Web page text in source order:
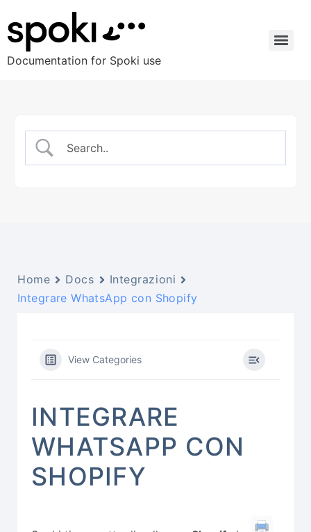
Documentation for Spoki use
Home Docs
Integrazioni
Integrare WhatsApp con Shopify
View Categories
INTEGRARE
WHATSAPP CON
SHOPIFY